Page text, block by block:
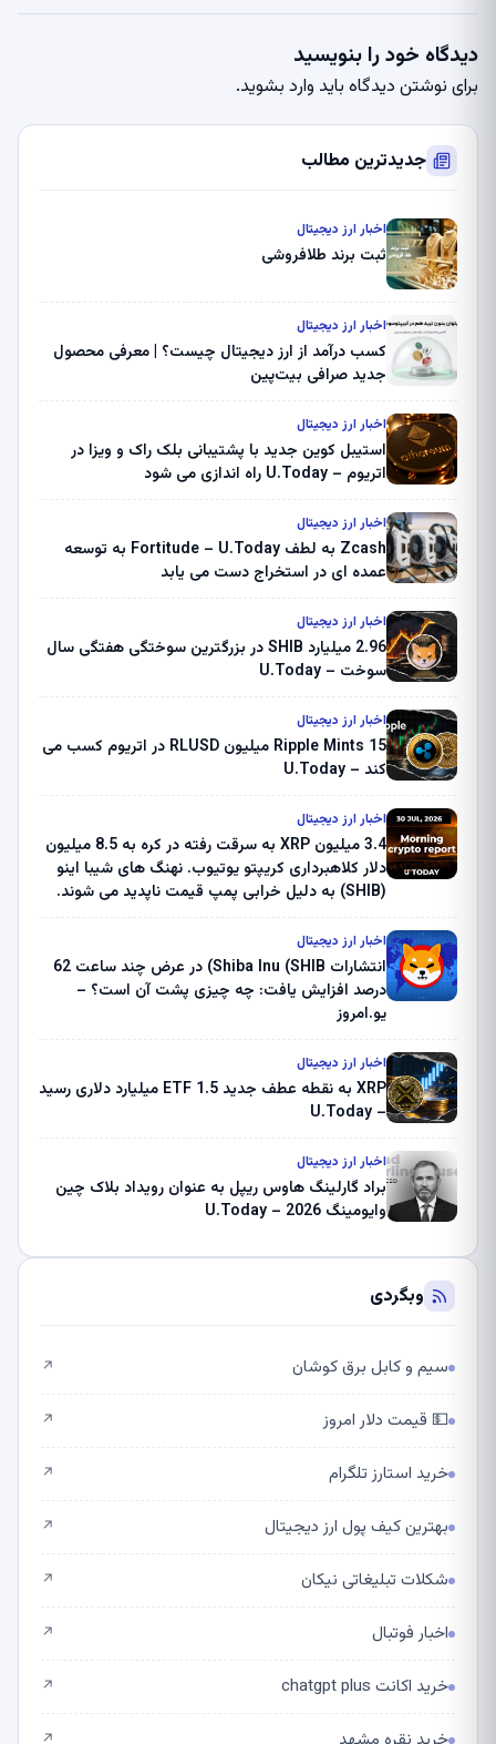
دیدگاه خود را بنویسید
برای نوشتن دیدگاه باید وارد بشوید.
جدیدترین مطالب
اخبار ارز دیجیتال
ثبت برند طلافروشی
اخبار ارز دیجیتال
کسب درآمد از ارز دیجیتال چیست؟ | معرفی محصول
جدید صرافی بیت‌پین
اخبار ارز دیجیتال
استیبل کوین جدید با پشتیبانی بلک راک و ویزا در
اتریوم – U.Today راه اندازی می شود
اخبار ارز دیجیتال
Zcash به لطف Fortitude – U.Today به توسعه
عمده ای در استخراج دست می یابد
اخبار ارز دیجیتال
2.96 میلیارد SHIB در بزرگترین سوختگی هفتگی سال
سوخت – U.Today
اخبار ارز دیجیتال
Ripple Mints 15 میلیون RLUSD در اتریوم کسب می
کند – U.Today
اخبار ارز دیجیتال
3.4 میلیون XRP به سرقت رفته در کره به 8.5 میلیون
دلار کلاهبرداری کریپتو یوتیوب. نهنگ های شیبا اینو
(SHIB) به دلیل خرابی پمپ قیمت ناپدید می شوند.
ثبت کرد – گزارش کریپتو صبح – U.Today
اخبار ارز دیجیتال
انتشارات Shiba Inu (SHIB) در عرض چند ساعت 62
درصد افزایش یافت: چه چیزی پشت آن است؟ –
یو.امروز
اخبار ارز دیجیتال
XRP به نقطه عطف جدید ETF 1.5 میلیارد دلاری رسید
– U.Today
اخبار ارز دیجیتال
براد گارلینگ هاوس ریپل به عنوان رویداد بلاک چین
وایومینگ 2026 – U.Today
وبگردی
سیم و کابل برق کوشان ↗
💵 قیمت دلار امروز ↗
خرید استارز تلگرام ↗
بهترین کیف پول ارز دیجیتال ↗
شکلات تبلیغاتی نیکان ↗
اخبار فوتبال ↗
خرید اکانت chatgpt plus ↗